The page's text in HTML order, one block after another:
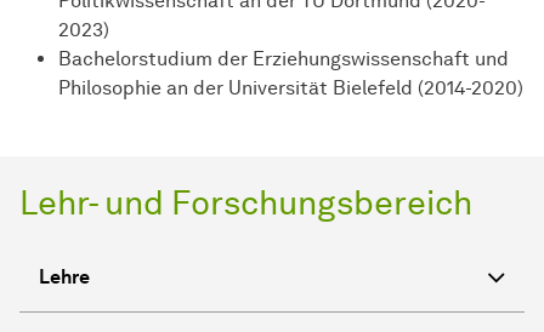
2023)
Bachelorstudium der Erziehungswissenschaft und
Philosophie an der Universität Bielefeld (2014-2020)
Lehr- und Forschungsbereich
Lehre